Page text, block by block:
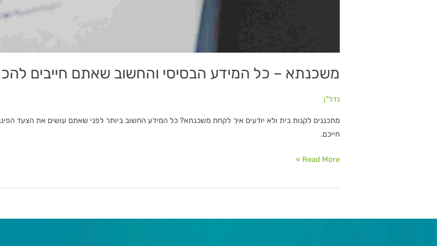
משכנתא – כל המידע הבסיסי והחשוב שאתם חייבים
נדל"ן
מתכננים לקנות בית ולא יודעים איך לקחת משכנתא? כל המידע החשוב ביותר לפני שאתם עושים את הצעד
חייכם.
Read More »